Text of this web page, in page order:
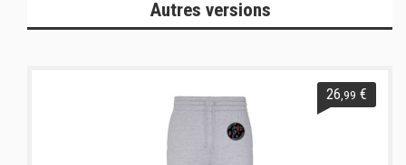
Autres versions
26 ,99 €